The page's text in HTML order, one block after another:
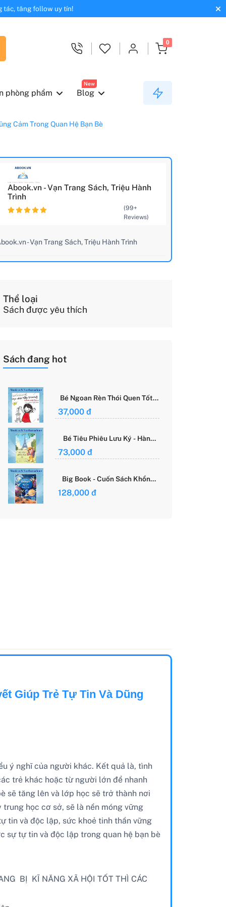
tác, tăng follow uy tín!
0
phòng phẩm
New
Blog
Cảm Trong Quan Hệ Bạn Bè
Abook.vn - Vạn Trang Sách, Triệu Hành
Trình
(99+
Reviews)
- Vạn Trang Sách, Triệu Hành Trình
Thể loại
Sách được yêu thích
Sách đang hot
Bé Ngoan Rèn Thói Quen Tốt -
37,000 đ
Bé Tiêu Phiêu Lưu Ký - Hành
Giới Của Cô Gái Việt
73,000 đ
Big Book - Cuốn Sách Khổng
Hành Tinh (Tái Bản)
128,000 đ
Giúp Trẻ Tự Tin Và Dũng
ý nghĩ của người khác. Kết quả là, tình
trẻ khác hoặc từ người lớn để nhanh
sẽ tăng lên và lớp học sẽ trở thành nơi
học cơ sở, sẽ là nền móng vững
tin và độc lập, sức khoẻ tinh thần vững
sự tự tin và độc lập trong quan hệ bạn bè
BỊ KĨ NĂNG XÃ HỘI TỐT THÌ CÁC